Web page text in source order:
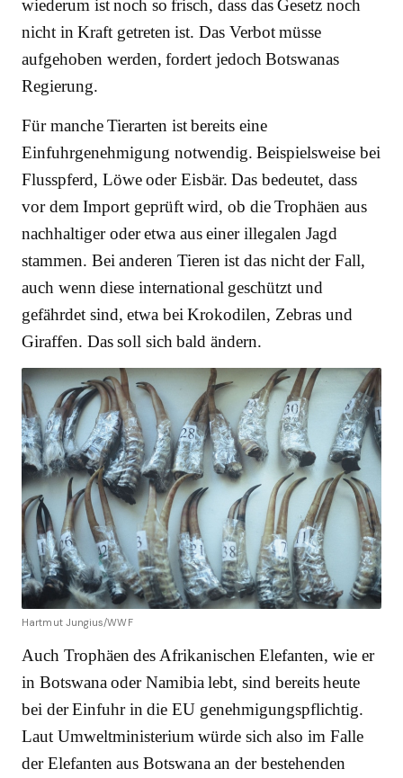
wiederum ist noch so frisch, dass das Gesetz noch
nicht in Kraft getreten ist. Das Verbot müsse
aufgehoben werden, fordert jedoch Botswanas
Regierung.
Für manche Tierarten ist bereits eine
Einfuhrgenehmigung notwendig. Beispielsweise bei
Flusspferd, Löwe oder Eisbär. Das bedeutet, dass
vor dem Import geprüft wird, ob die Trophäen aus
nachhaltiger oder etwa aus einer illegalen Jagd
stammen. Bei anderen Tieren ist das nicht der Fall,
auch wenn diese international geschützt und
gefährdet sind, etwa bei Krokodilen, Zebras und
Giraffen. Das soll sich bald ändern.
Hartmut Jungius/WWF
Auch Trophäen des Afrikanischen Elefanten, wie er
in Botswana oder Namibia lebt, sind bereits heute
bei der Einfuhr in die EU genehmigungspflichtig.
Laut Umweltministerium würde sich also im Falle
der Elefanten aus Botswana an der bestehenden